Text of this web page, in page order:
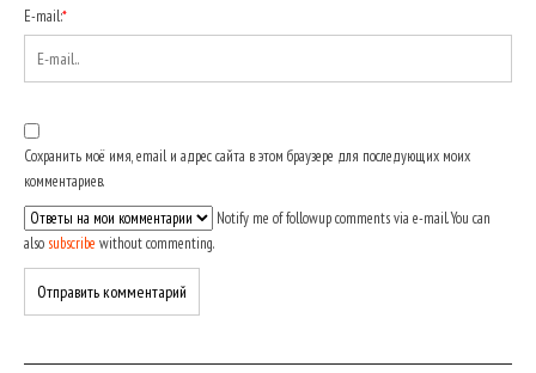
E-mail:*
Сохранить моё имя, email и адрес сайта в этом браузере для последующих моих
комментариев.
Notify me of followup comments via e-mail. You can
also subscribe without commenting.